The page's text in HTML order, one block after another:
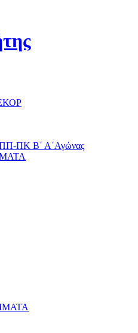
ΠΠ-ΠΚ Β΄ Α΄Αγώνας